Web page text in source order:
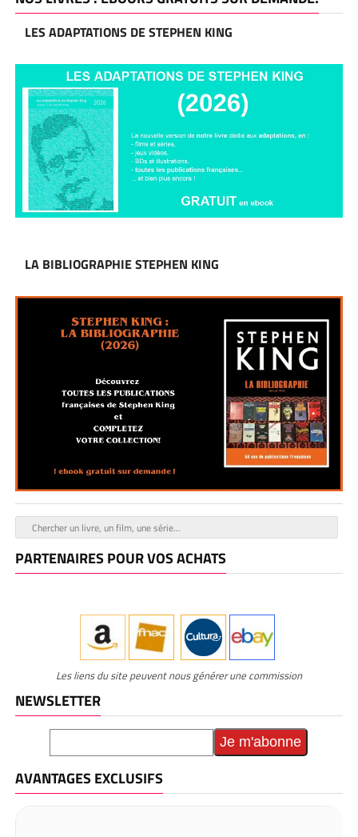
LES ADAPTATIONS DE STEPHEN KING
LA BIBLIOGRAPHIE STEPHEN KING
PARTENAIRES POUR VOS ACHATS
Les liens du site peuvent nous générer une commission
NEWSLETTER
AVANTAGES EXCLUSIFS